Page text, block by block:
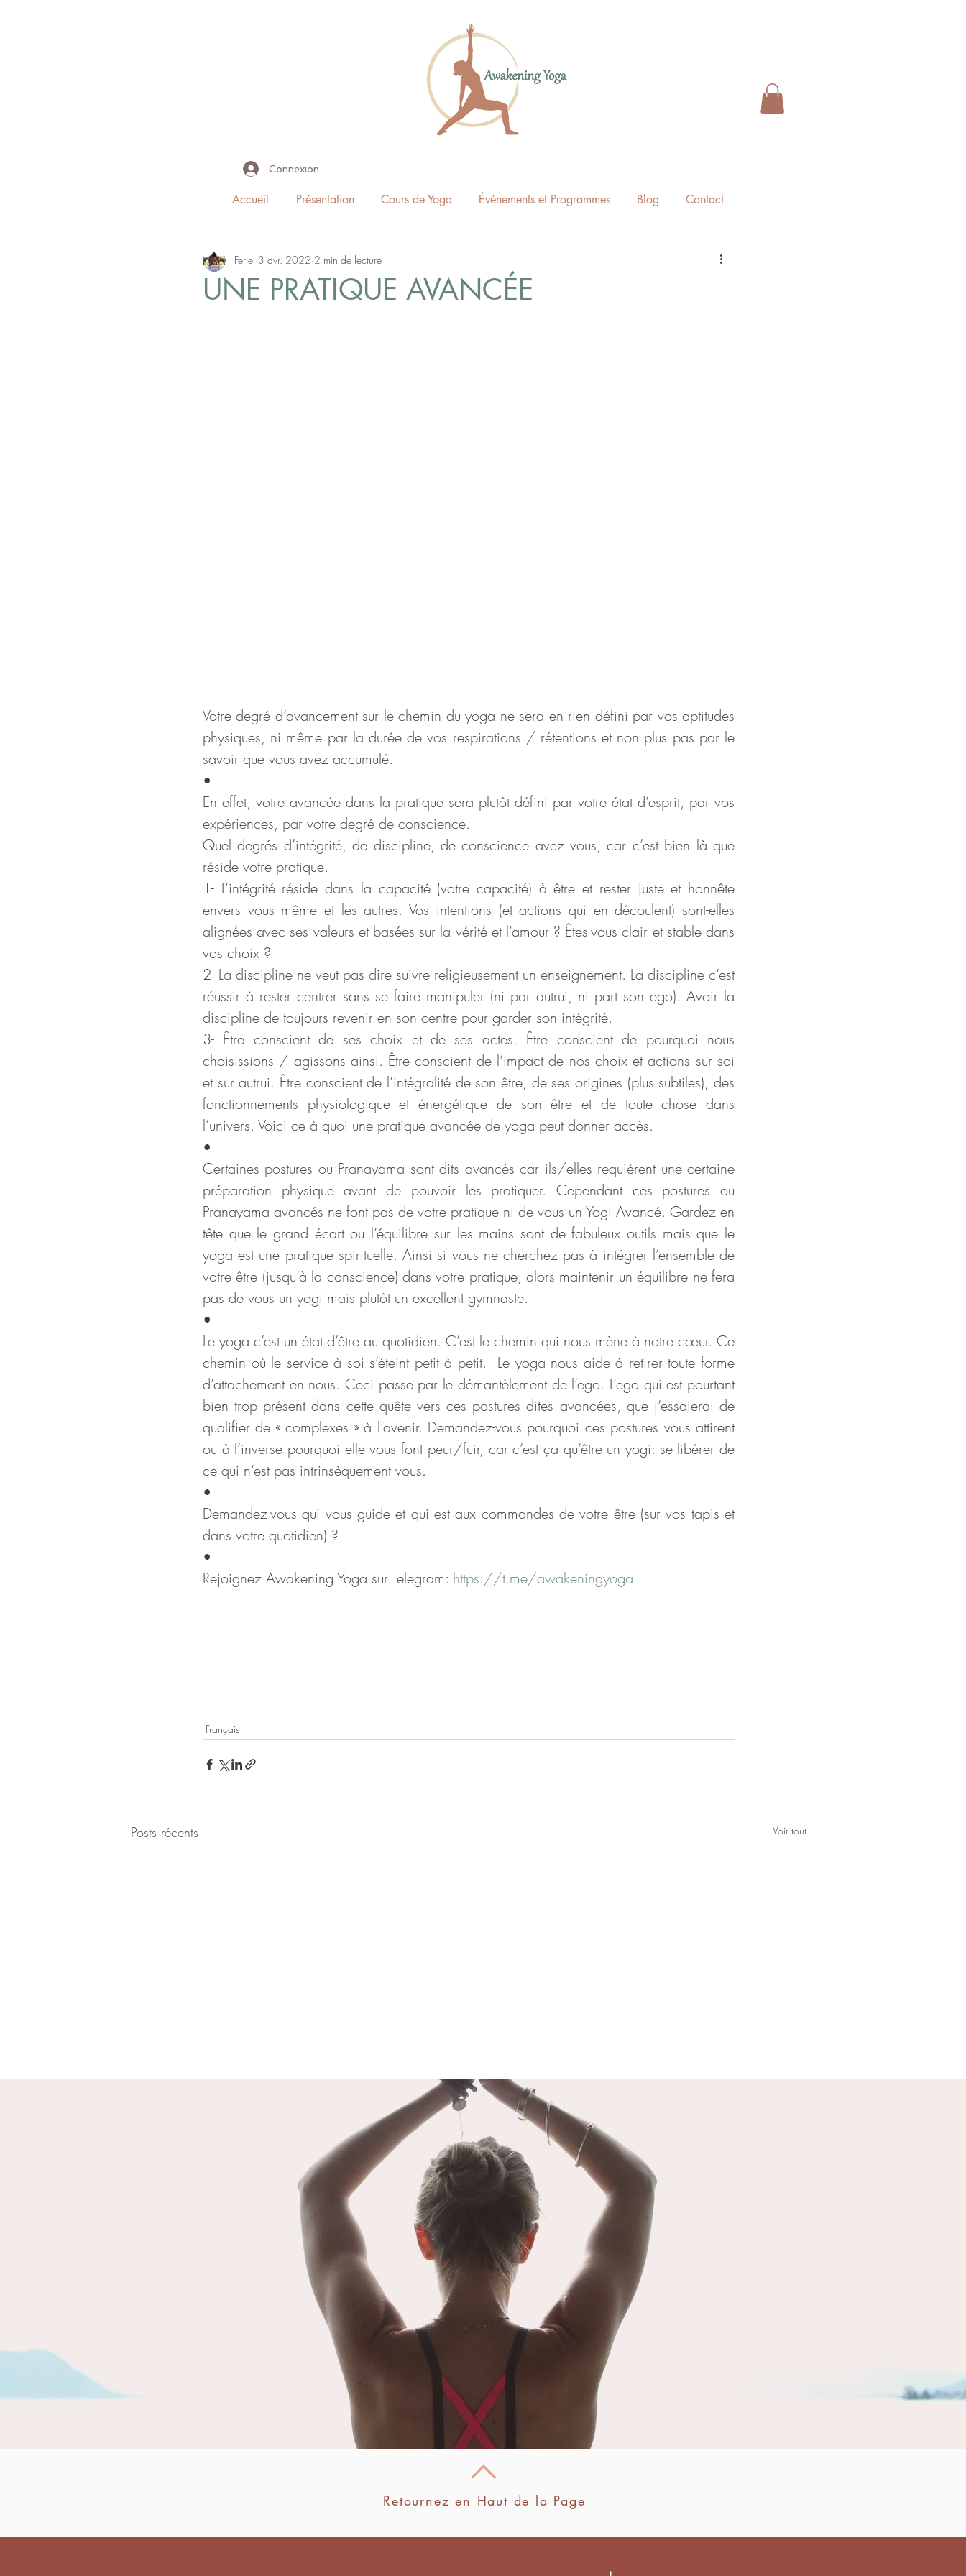
Connexion
Accueil Présentation Cours de Yoga Événements et Programmes Blog Contact
UNE PRATIQUE AVANCÉE
Feriel 3 avr. 2022 2 min de lecture
Votre degré d’avancement sur le chemin du yoga ne sera en rien défini par vos aptitudes
physiques, ni même par la durée de vos respirations / rétentions et non plus pas par le
savoir que vous avez accumulé.
•
En effet, votre avancée dans la pratique sera plutôt défini par votre état d’esprit, par vos
expériences, par votre degré de conscience.
Quel degrés d’intégrité, de discipline, de conscience avez vous, car c’est bien là que
réside votre pratique.
1- L’intégrité réside dans la capacité (votre capacité) à être et rester juste et honnête
envers vous même et les autres. Vos intentions (et actions qui en découlent) sont-elles
alignées avec ses valeurs et basées sur la vérité et l’amour ? Êtes-vous clair et stable dans
vos choix ?
2- La discipline ne veut pas dire suivre religieusement un enseignement. La discipline c’est
réussir à rester centrer sans se faire manipuler (ni par autrui, ni part son ego). Avoir la
discipline de toujours revenir en son centre pour garder son intégrité.
3- Être conscient de ses choix et de ses actes. Être conscient de pourquoi nous
choisissions / agissons ainsi. Être conscient de l’impact de nos choix et actions sur soi
et sur autrui. Être conscient de l’intégralité de son être, de ses origines (plus subtiles), des
fonctionnements physiologique et énergétique de son être et de toute chose dans
l’univers. Voici ce à quoi une pratique avancée de yoga peut donner accès.
•
Certaines postures ou Pranayama sont dits avancés car ils/elles requièrent une certaine
préparation physique avant de pouvoir les pratiquer. Cependant ces postures ou
Pranayama avancés ne font pas de votre pratique ni de vous un Yogi Avancé. Gardez en
tête que le grand écart ou l’équilibre sur les mains sont de fabuleux outils mais que le
yoga est une pratique spirituelle. Ainsi si vous ne cherchez pas à intégrer l’ensemble de
votre être (jusqu’à la conscience) dans votre pratique, alors maintenir un équilibre ne fera
pas de vous un yogi mais plutôt un excellent gymnaste.
•
Le yoga c’est un état d’être au quotidien. C’est le chemin qui nous mène à notre cœur. Ce
chemin où le service à soi s’éteint petit à petit.  Le yoga nous aide à retirer toute forme
d’attachement en nous. Ceci passe par le démantèlement de l’ego. L’ego qui est pourtant
bien trop présent dans cette quête vers ces postures dites avancées, que j’essaierai de
qualifier de « complexes » à l’avenir. Demandez-vous pourquoi ces postures vous attirent
ou à l’inverse pourquoi elle vous font peur/fuir, car c’est ça qu’être un yogi: se libérer de
ce qui n’est pas intrinsèquement vous.
•
Demandez-vous qui vous guide et qui est aux commandes de votre être (sur vos tapis et
dans votre quotidien) ?
•
Rejoignez Awakening Yoga sur Telegram: https://t.me/awakeningyoga
Français
Posts récents Voir tout
humanité qui crée et ne pense que
LA DISTORSION PSYCHIQUE
Il est important de rappeler avant de
détailler ce sujet que le mot « Yoga »
signifie « Union ». L’union du yoga
fait référence à l’union de notre
conscience individuelle à la
conscience collective. N
arrivent ont tendance à perturber
notre santé mentale, c’est à dire à
nous faire basculer dans l’insanité (à
différent degré) où notre coeur est
atteint. Il s’agit d
Retournez en Haut de la Page